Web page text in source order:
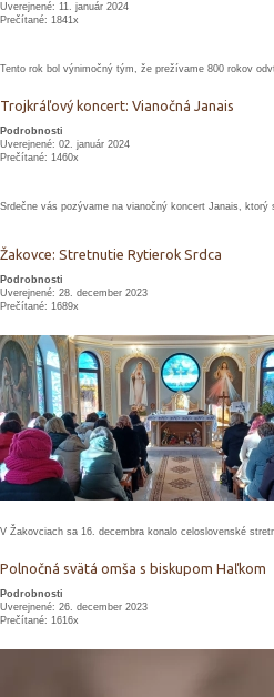
Uverejnené: 11. január 2024
Prečítané: 1841x
Tento rok bol výnimočný tým, že prežívame 800 rokov
Trojkráľový koncert: Vianočná Janais
Podrobnosti
Uverejnené: 02. január 2024
Prečítané: 1460x
Srdečne vás pozývame na vianočný koncert Janais,
Žakovce: Stretnutie Rytierok Srdca
Podrobnosti
Uverejnené: 28. december 2023
Prečítané: 1689x
V Žakovciach sa 16. decembra konalo celoslovenské
Polnočná svätá omša s biskupom Haľkom
Podrobnosti
Uverejnené: 26. december 2023
Prečítané: 1616x